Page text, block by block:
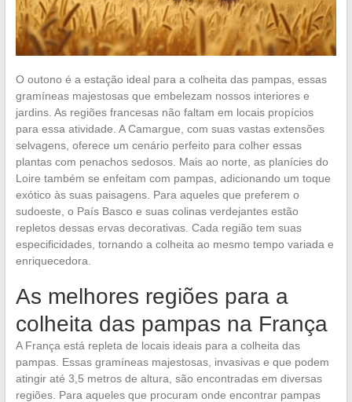
O outono é a estação ideal para a colheita das pampas, essas
gramíneas majestosas que embelezam nossos interiores e
jardins. As regiões francesas não faltam em locais propícios
para essa atividade. A Camargue, com suas vastas extensões
selvagens, oferece um cenário perfeito para colher essas
plantas com penachos sedosos. Mais ao norte, as planícies do
Loire também se enfeitam com pampas, adicionando um toque
exótico às suas paisagens. Para aqueles que preferem o
sudoeste, o País Basco e suas colinas verdejantes estão
repletos dessas ervas decorativas. Cada região tem suas
especificidades, tornando a colheita ao mesmo tempo variada e
enriquecedora.
As melhores regiões para a
colheita das pampas na França
A França está repleta de locais ideais para a colheita das
pampas. Essas gramíneas majestosas, invasivas e que podem
atingir até 3,5 metros de altura, são encontradas em diversas
regiões. Para aqueles que procuram onde encontrar pampas